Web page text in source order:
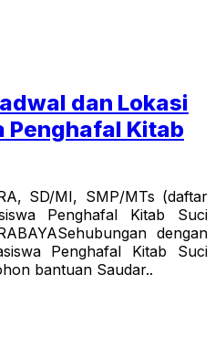
dan Lokasi
Penghafal Kitab
SD/MI, SMP/MTs (daftar
Penghafal Kitab Suci
dengan
Penghafal Kitab Suci
bantuan Saudar..